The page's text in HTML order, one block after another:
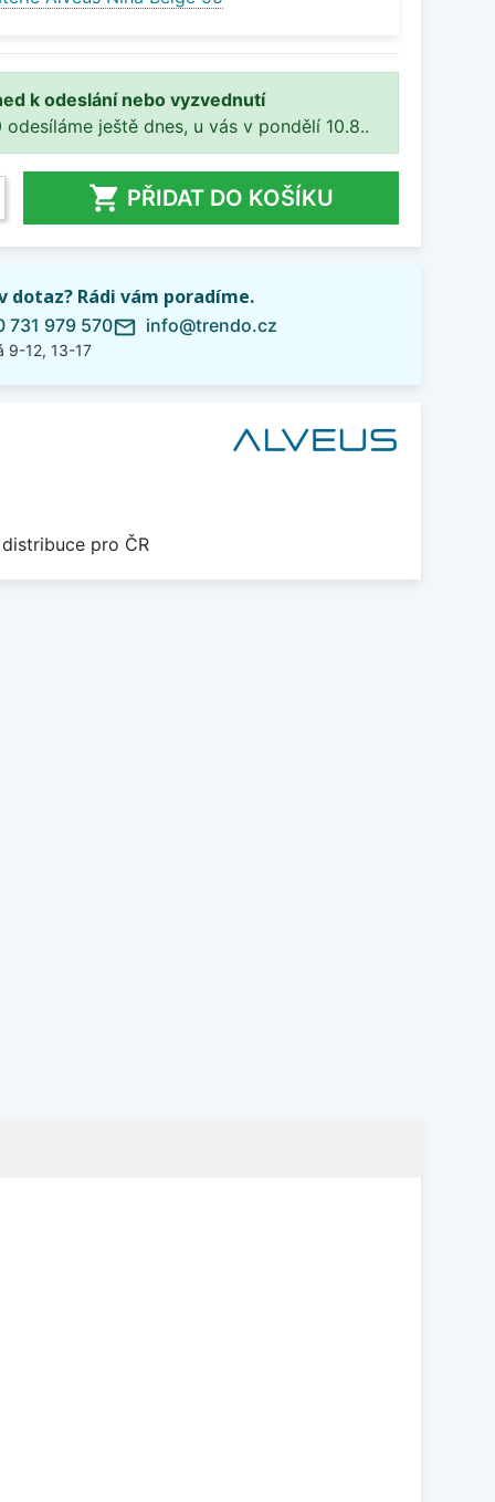
k odeslání nebo vyzvednutí
ještě dnes, u vás v pondělí 10.8..
 PŘIDAT DO KOŠÍKU
dotaz? Rádi vám poradíme.
731 979 570
9-12, 13-17
mail_outline info@trendo.cz
pro ČR